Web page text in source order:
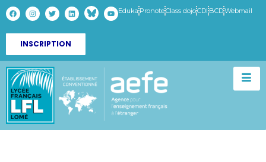
Eduka PronoteClass dojoCDI BCDWebmail
INSCRIPTION